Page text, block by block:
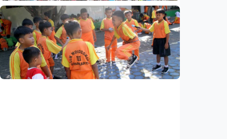
Nasional
Analisis – Ke mana mengalirnya uang jemaah
haji Indonesia? Ada potensi ekonomi yang
bisa kembali ke Tanah Air (1 dari 3 tulisan)
Indonesia•08 Aug 2026